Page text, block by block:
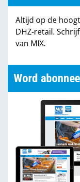
Partners
Altijd op de
DHZ-retail.
van MIX.
Word abonnee